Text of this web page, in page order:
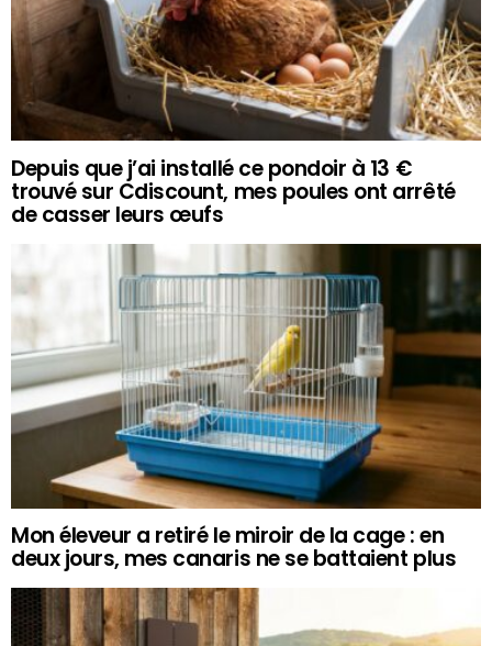
Depuis que j’ai installé ce pondoir à 13 €
trouvé sur Cdiscount, mes poules ont arrêté
de casser leurs œufs
Mon éleveur a retiré le miroir de la cage : en
deux jours, mes canaris ne se battaient plus